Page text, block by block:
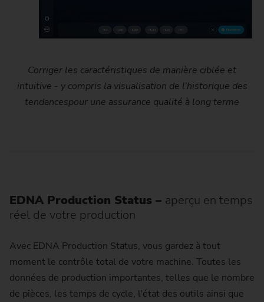
Corriger les caractéristiques de manière ciblée et
intuitive - y compris la visualisation de l’historique des
tendancespour une assurance qualité à long terme
EDNA Production Status – aperçu en temps
réel de votre production
Avec EDNA Production Status, vous gardez à tout
moment le contrôle total de votre machine. Toutes les
données de production importantes, telles que le nombre
de pièces, les temps de cycle, l'état des outils ainsi que